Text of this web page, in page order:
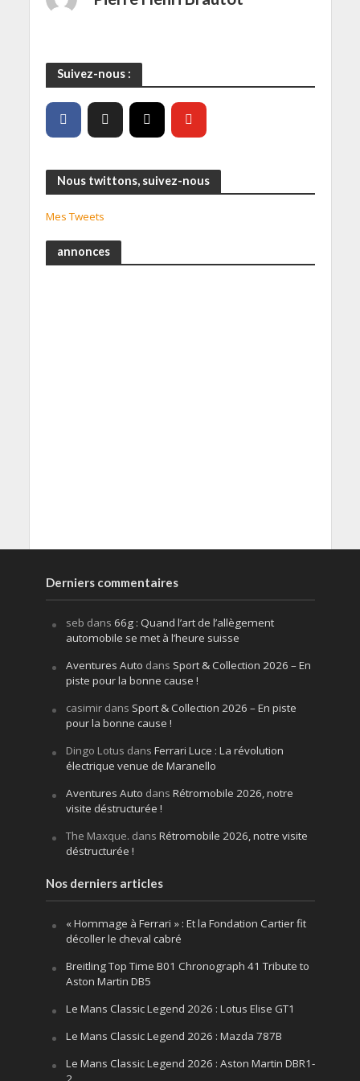
Suivez-nous :
Nous twittons, suivez-nous
Mes Tweets
annonces
Derniers commentaires
seb dans 66g : Quand l’art de l’allègement
automobile se met à l’heure suisse
Aventures Auto dans Sport & Collection 2026 – En
piste pour la bonne cause !
casimirdans Sport & Collection 2026 – En piste
pour la bonne cause !
Dingo Lotus dans Ferrari Luce : La révolution
électrique venue de Maranello
Aventures Auto dans Rétromobile 2026, notre
visite déstructurée !
The Maxque. dans Rétromobile 2026, notre visite
déstructurée !
Nos derniers articles
« Hommage à Ferrari » : Et la Fondation Cartier fit
décoller le cheval cabré
Breitling Top Time B01 Chronograph 41 Tribute to
Aston Martin DB5
Le Mans Classic Legend 2026 : Lotus Elise GT1
Le Mans Classic Legend 2026 : Mazda 787B
Le Mans Classic Legend 2026 : Aston Martin DBR1-